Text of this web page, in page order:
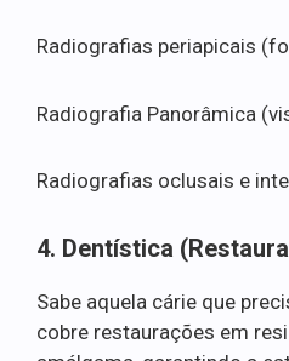
Radiografias periapicais
Radiografia Panorâmica
Radiografias oclusais e
4. Dentística
Sabe aquela cárie que
cobre restaurações em